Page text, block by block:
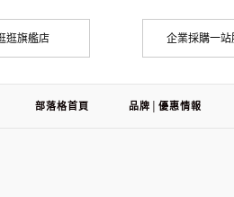
逛旗艦店 企業採購一站
部落格首頁 品牌│優惠情報